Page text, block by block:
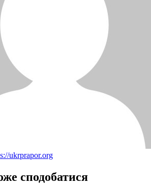
ukrprapor.org
сподобатися